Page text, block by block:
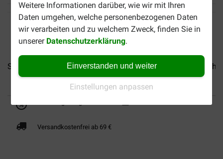
Weitere Informationen darüber, wie wir mit Ihren
Daten umgehen, welche personenbezogenen Daten
wir verarbeiten und zu welchem Zweck, finden Sie in
unserer Datenschutzerklärung.
Einverstanden und weiter
Einstellungen anpassen
Schesir Thunfisch mit Algen... Schesir Thunfisch und
Versandkostenfrei ab 69 €